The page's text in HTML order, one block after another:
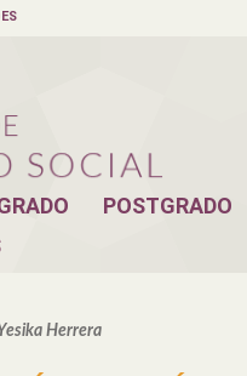
POSTGRADO
Herrera